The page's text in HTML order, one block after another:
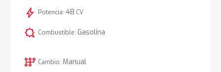
bolt Potencia: 48 CV
comic_bubble Combustible: Gasolina
auto_transmission Cambio: Manual